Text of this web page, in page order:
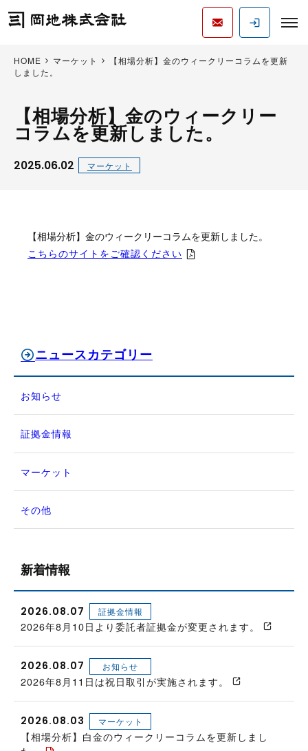
HOME マーケット
【相場分析】金のウィークリーコラムを更新
しました。
【相場分析】金のウィークリー
コラムを更新しました。
2025.06.02 マーケット
【相場分析】金のウィークリーコラムを更新しました。
こちらのサイトをご確認ください
ニュースカテゴリー
お知らせ
証拠金情報
マーケット
その他
新着情報
2026.08.07 証拠金情報
2026年8月10日より委託者証拠金が変更されます。
2026.08.07 お知らせ
2026年8月11日は祝日取引が実施されます。
2026.08.03 マーケット
【相場分析】白金のウィークリーコラムを更新しまし